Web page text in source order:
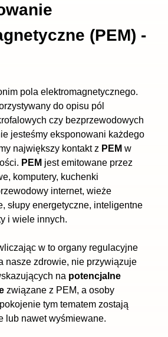
(PEM) -
pola elektromagnetycznego.
do opisu pól
czy bezprzewodowych
jesteśmy eksponowani każdego
największy kontakt z PEM w
PEM jest emitowane przez
komputery, kuchenki
internet, wieże
słupy energetyczne, inteligentne
i wiele innych.
w to organy regulacyjne
nasze zdrowie, nie przywiązuje
na potencjalne
związane z PEM, a osoby
tym tematem zostają
lub nawet wyśmiewane.